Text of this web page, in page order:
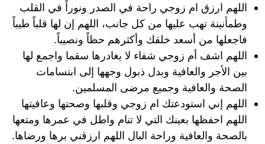
اللهم ارزق ام زوجي راحة في الصدر ونوراً في القلب
وطمأنينة تهب عليها من كل جانب، اللهم إن لها قلباً طيباً
فاجعلها من أسعد خلقك وأكثرهم حظاً ونصيباً.
اللهم اشف أم زوجي شفاء لا يغادرها سقما واجمع لها
بين الأجر والعافية وبدل ذبول وجهها إلى ابتسامات
الصحة والعافية وجميع مرضى المسلمين.
اللهم إني استودعتك ام زوجي وقلبها وصحتها وعافيتها
اللهم احفظها بعينك التي ﻻ تنام واطل في عمرها ومتعها
بالصحة والعافية وراحة البال اللهم ارزقني برها ورضاها.